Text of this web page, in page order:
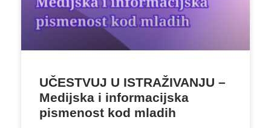
UČESTVUJ U ISTRAŽIVANJU –
Medijska i informacijska
pismenost kod mladih